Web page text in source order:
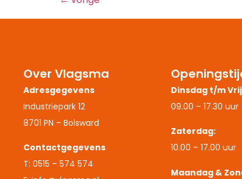
Over Vlagsma
Adresgegevens
Industriepark 12
8701 PN – Bolsward
Contactgegevens
T: 0515 – 574 574
Dinsdag t/m
09.00 – 17.30 uur
Zaterdag:
10.00 – 17.00 uur
Maandag &